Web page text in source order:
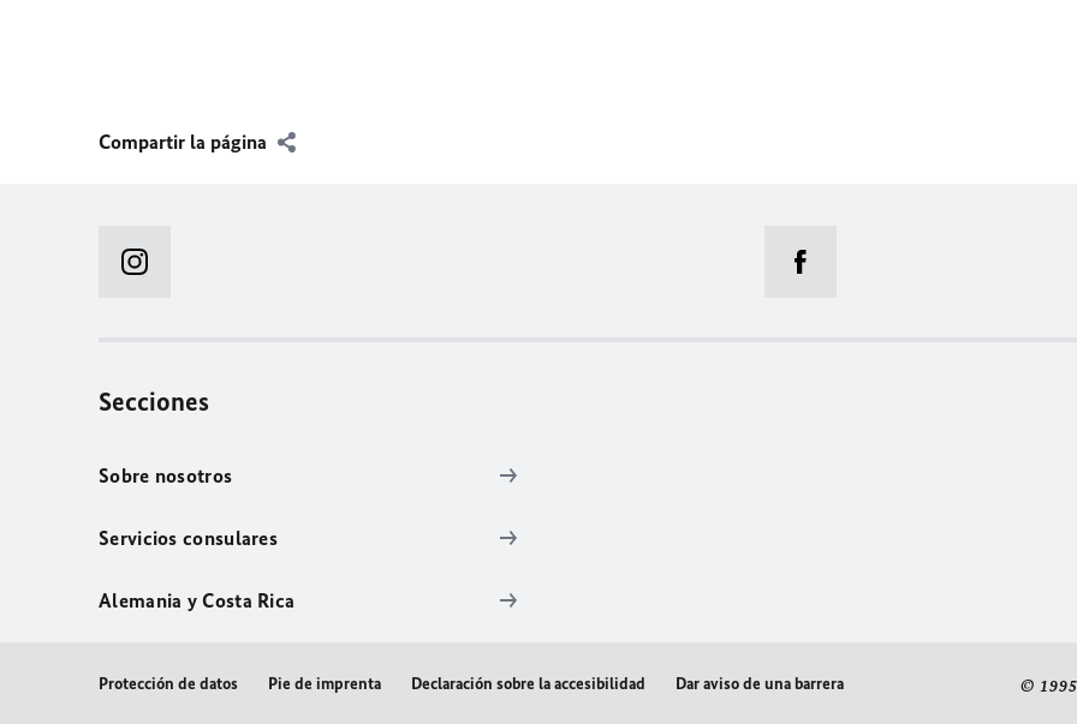
Compartir la página
Secciones
Sobre nosotros
Servicios consulares
Alemania y Costa Rica
Protección de datos Pie de imprenta Declaración sobre la accesibilidad Dar aviso de una barrera ©